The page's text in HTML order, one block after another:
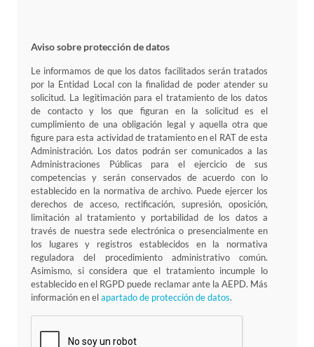
Aviso sobre protección de datos
Le informamos de que los datos facilitados serán tratados
por la Entidad Local con la finalidad de poder atender su
solicitud. La legitimación para el tratamiento de los datos
de contacto y los que figuran en la solicitud es el
cumplimiento de una obligación legal y aquella otra que
figure para esta actividad de tratamiento en el RAT de esta
Administración. Los datos podrán ser comunicados a las
Administraciones Públicas para el ejercicio de sus
competencias y serán conservados de acuerdo con lo
establecido en la normativa de archivo. Puede ejercer los
derechos de acceso, rectificación, supresión, oposición,
limitación al tratamiento y portabilidad de los datos a
través de nuestra sede electrónica o presencialmente en
los lugares y registros establecidos en la normativa
reguladora del procedimiento administrativo común.
Asimismo, si considera que el tratamiento incumple lo
establecido en el RGPD puede reclamar ante la AEPD. Más
información en elapartado de protección de datos.